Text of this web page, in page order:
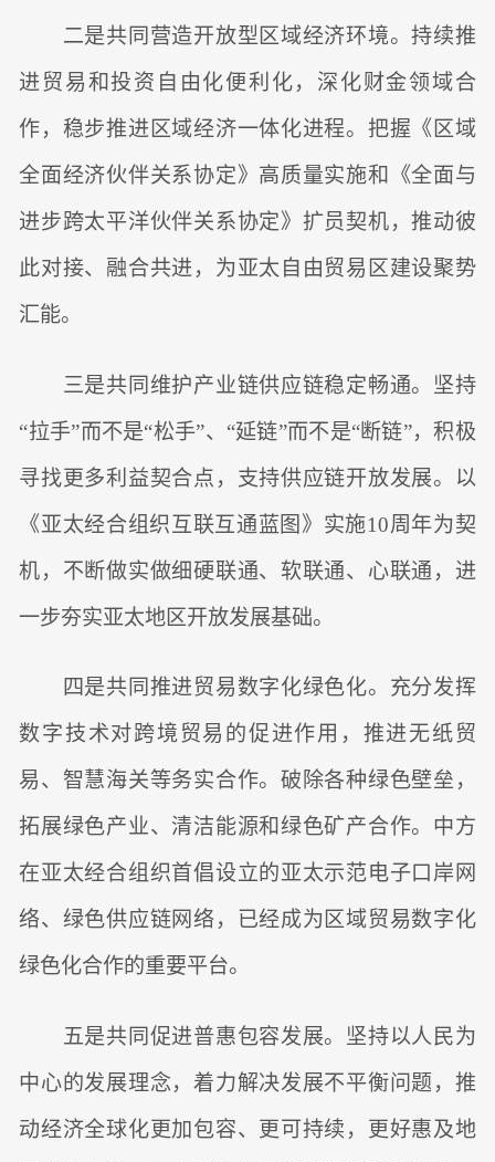
二是共同营造开放型区域经济环境。持续推
进贸易和投资自由化便利化，深化财金领域合
作，稳步推进区域经济一体化进程。把握《区域
全面经济伙伴关系协定》高质量实施和《全面与
进步跨太平洋伙伴关系协定》扩员契机，推动彼
此对接、融合共进，为亚太自由贸易区建设聚势
汇能。
三是共同维护产业链供应链稳定畅通。坚持
“拉手”而不是“松手”、“延链”而不是“断链”，积极
寻找更多利益契合点，支持供应链开放发展。以
《亚太经合组织互联互通蓝图》实施10周年为契
机，不断做实做细硬联通、软联通、心联通，进
一步夯实亚太地区开放发展基础。
四是共同推进贸易数字化绿色化。充分发挥
数字技术对跨境贸易的促进作用，推进无纸贸
易、智慧海关等务实合作。破除各种绿色壁垒，
拓展绿色产业、清洁能源和绿色矿产合作。中方
在亚太经合组织首倡设立的亚太示范电子口岸网
络、绿色供应链网络，已经成为区域贸易数字化
绿色化合作的重要平台。
五是共同促进普惠包容发展。坚持以人民为
中心的发展理念，着力解决发展不平衡问题，推
动经济全球化更加包容、更可持续，更好惠及地